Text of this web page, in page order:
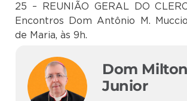
25 – REUNIÃO GERAL DO
Encontros Dom Antônio M.
de Maria, às 9h.
Dom
Junior